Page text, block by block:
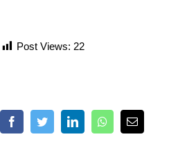
Post Views: 22
FacebookTwitterLinkedInWhatsappEmail